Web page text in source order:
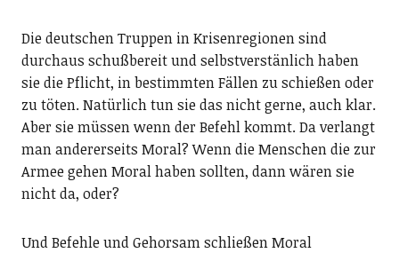
Die deutschen Truppen in Krisenregionen sind
durchaus schußbereit und selbstverstänlich haben
sie die Pflicht, in bestimmten Fällen zu schießen oder
zu töten. Natürlich tun sie das nicht gerne, auch klar.
Aber sie müssen wenn der Befehl kommt. Da verlangt
man andererseits Moral? Wenn die Menschen die zur
Armee gehen Moral haben sollten, dann wären sie
nicht da, oder?
Und Befehle und Gehorsam schließen Moral